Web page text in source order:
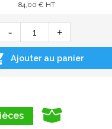
84,00 € HT
Ajouter au panier